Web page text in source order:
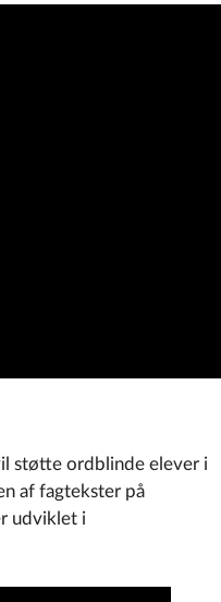
støtte ordblinde elever i
af fagtekster på
udviklet i